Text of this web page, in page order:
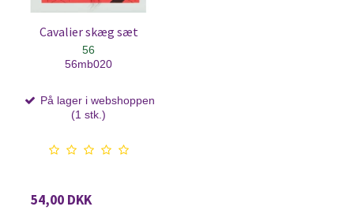
Cavalier skæg sæt
56
56mb020
På lager i webshoppen
(1 stk.)
54,00 DKK